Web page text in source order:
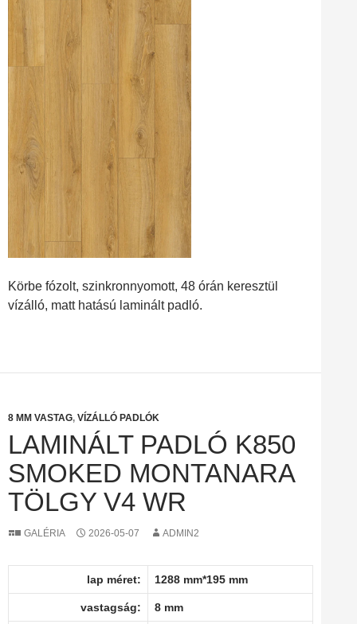
Körbe fózolt, szinkronnyomott, 48 órán keresztül
vízálló, matt hatású laminált padló.
8 MM VASTAG, VÍZÁLLÓ PADLÓK
LAMINÁLT PADLÓ K850
SMOKED MONTANARA
TÖLGY V4 WR
GALÉRIA 2026-05-07 ADMIN2
lap méret: 1288 mm*195 mm
vastagság: 8 mm